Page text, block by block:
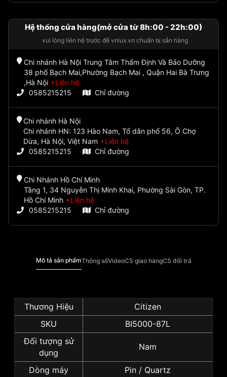
Hệ thống cửa hàng(mở cửa từ 8h:00 - 22h:00)
vui lòng liên hệ trước để vnlux.vn chuẩn bị sẵn hàng
Chi nhánh Hà Nội Trung Tâm Thẩm Định Và Bảo Dưỡng
38 phố Bạch Mai,Phường Bạch Mai , Quận Hai Bà Trưng
,Hà Nội
Liên hệ
0585215215
Chỉ đường
Chi nhánh Hà Nội
Chi nhánh HN: 123 Hào Nam, Tổ dân phố 56, Ô Chợ
Dừa, Hà Nội, Việt Nam
Liên hệ
0585215215
Chỉ đường
Chi Nhánh Hồ Chí Minh
Tầng 1, 34 Nguyễn Thị Minh Khai, Phường Sài Gòn, TP.
Hồ Chí Minh
Liên hệ
0585215215
Chỉ đường
Mô tả sản phẩmThông sốVideoCS giao hàngCS đổi trả
Thương Hiệu
Citizen
SKU
BI5000-87L
Đối tượng sử
dụng
Nam
Dòng máy Pin / Quartz